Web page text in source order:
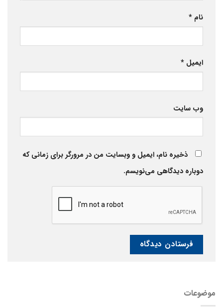
نام *
ایمیل *
وب‌ سایت
ذخیره نام، ایمیل و وبسایت من در مرورگر برای زمانی که
دوباره دیدگاهی می‌نویسم.
موضوعات